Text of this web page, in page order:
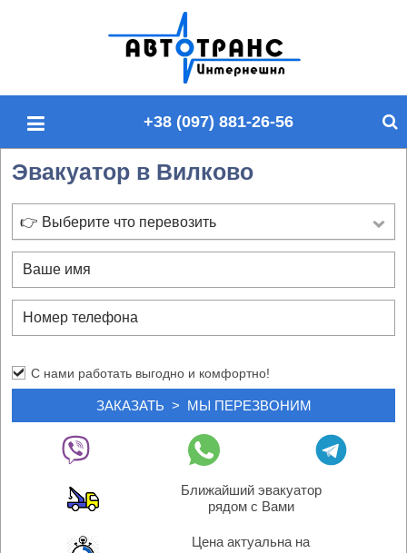
п
й
у
+38 (097) 881-26-56
Эвакуатор в Вилково
👉 Выберите что перевозить
С нами работать выгодно и комфортно!
Ближайший эвакуатор
рядом с Вами
Цена актуальна на